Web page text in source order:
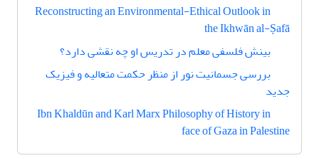
Reconstructing an Environmental-Ethical Outlook in
the Ikhwān al-Ṣafā
بینش فلسفی معلم در تدریس او چه نقشی دارد؟
بررسی جسمانیت نور از منظر حکمت متعالیه و فیزیک
جدید
Ibn Khaldūn and Karl Marx Philosophy of History in
face of Gaza in Palestine